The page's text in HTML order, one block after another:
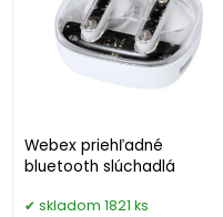
Webex priehľadné
bluetooth slúchadlá
skladom 1821 ks